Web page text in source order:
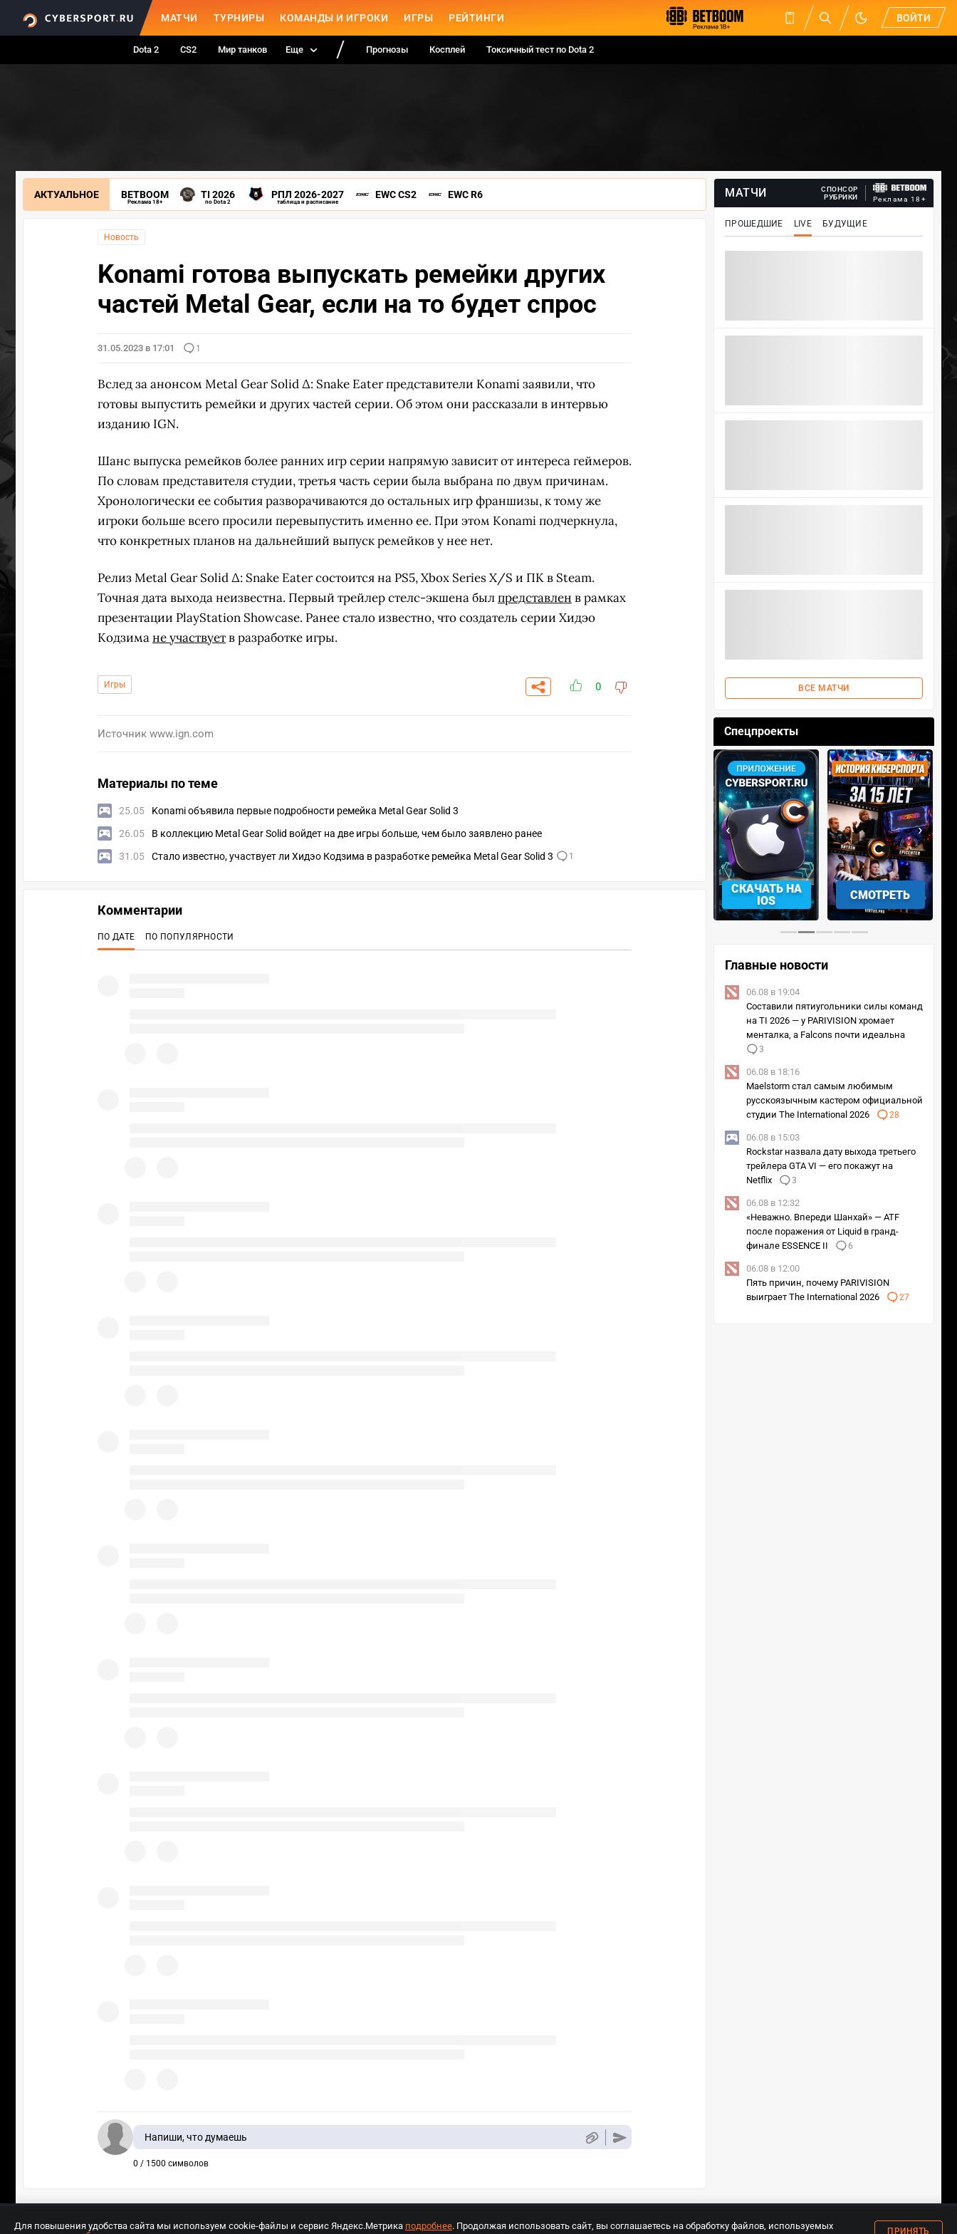
МАТЧИ ТУРНИРЫ КОМАНДЫ И ИГРОКИ ИГРЫ РЕЙТИНГИ ВОЙТИ
Dota 2 CS2 Мир танков Еще Прогнозы Косплей Токсичный тест по Dota 2
АКТУАЛЬНОЕ BETBOOM
Реклама 18+
TI 2026
по Dota 2
РПЛ 2026-2027
таблица и расписание
EWC CS2 EWC R6
Новость
Konami готова выпускать ремейки других
частей Metal Gear, если на то будет спрос
31.05.2023 в 17:01 1
Вслед за анонсом Metal Gear Solid Δ: Snake Eater представители Konami заявили, что
готовы выпустить ремейки и других частей серии. Об этом они рассказали в интервью
изданию IGN.
Шанс выпуска ремейков более ранних игр серии напрямую зависит от интереса геймеров.
По словам представителя студии, третья часть серии была выбрана по двум причинам.
Хронологически ее события разворачиваются до остальных игр франшизы, к тому же
игроки больше всего просили перевыпустить именно ее. При этом Konami подчеркнула,
что конкретных планов на дальнейший выпуск ремейков у нее нет.
Релиз Metal Gear Solid Δ: Snake Eater состоится на PS5, Xbox Series X/S и ПК в Steam.
Точная дата выхода неизвестна. Первый трейлер стелс-экшена былпредставлен в рамках
презентации PlayStation Showcase. Ранее стало известно, что создатель серии Хидэо
Кодзимане участвуетв разработке игры.
Игры 0
Источник www.ign.com
Материалы по теме
25.05
Konami объявила первые подробности ремейка Metal Gear Solid 3
26.05
В коллекцию Metal Gear Solid войдет на две игры больше, чем было заявлено ранее
31.05
Стало известно, участвует ли Хидэо Кодзима в разработке ремейка Metal Gear Solid 3 1
МАТЧИ
СПОНСОР
РУБРИКИ
Реклама 18+
ПРОШЕДШИЕ LIVE БУДУЩИЕ
ВСЕ МАТЧИ
Спецпроекты
СМОТРЕТЬ УЧАСТВОВАТЬ
‹ ›
Главные новости
06.08 в 19:04
Составили пятиугольники силы команд
на TI 2026 — у PARIVISION хромает
менталка, а Falcons почти идеальна
3
06.08 в 18:16
Maelstorm стал самым любимым
русскоязычным кастером официальной
студии The International 2026
28
06.08 в 15:03
Rockstar назвала дату выхода третьего
трейлера GTA VI — его покажут на
Netflix
3
06.08 в 12:32
«Неважно. Впереди Шанхай» — ATF
после поражения от Liquid в гранд-
финале ESSENCE II
6
06.08 в 12:00
Пять причин, почему PARIVISION
выиграет The International 2026
27
Комментарии
ПО ДАТЕ ПО ПОПУЛЯРНОСТИ
Напиши, что думаешь
0 / 1500 символов
18+
Для повышения удобства сайта мы используем cookie-файлы и сервис Яндекс.Метрика подробнее. Продолжая использовать сайт, вы соглашаетесь на обработку файлов, используемых
ПРИНЯТЬ